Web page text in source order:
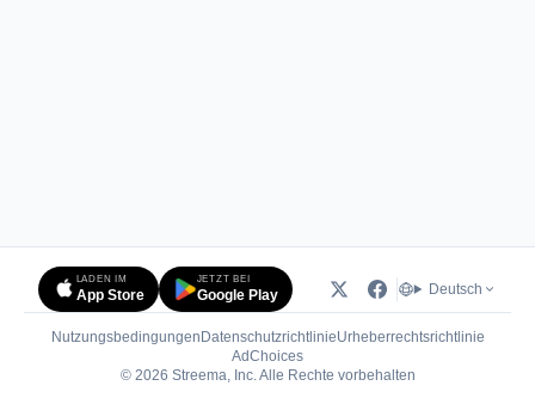
LADEN IM
App Store
JETZT BEI
Google Play Deutsch
Nutzungsbedingungen DatenschutzrichtlinieUrheberrechtsrichtlinie
AdChoices(öffnet in neuem Tab)
© 2026 Streema, Inc. Alle Rechte vorbehalten